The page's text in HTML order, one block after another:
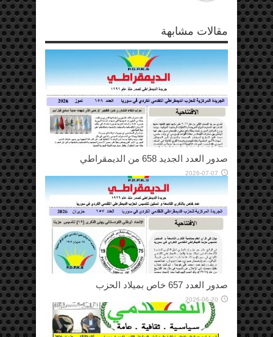
مقالات مشابهة
صدور العدد الجديد 658 من الديمقراطي
2026-07-07
صدور العدد 657 خاص بميلاد الحزب
2026-06-20